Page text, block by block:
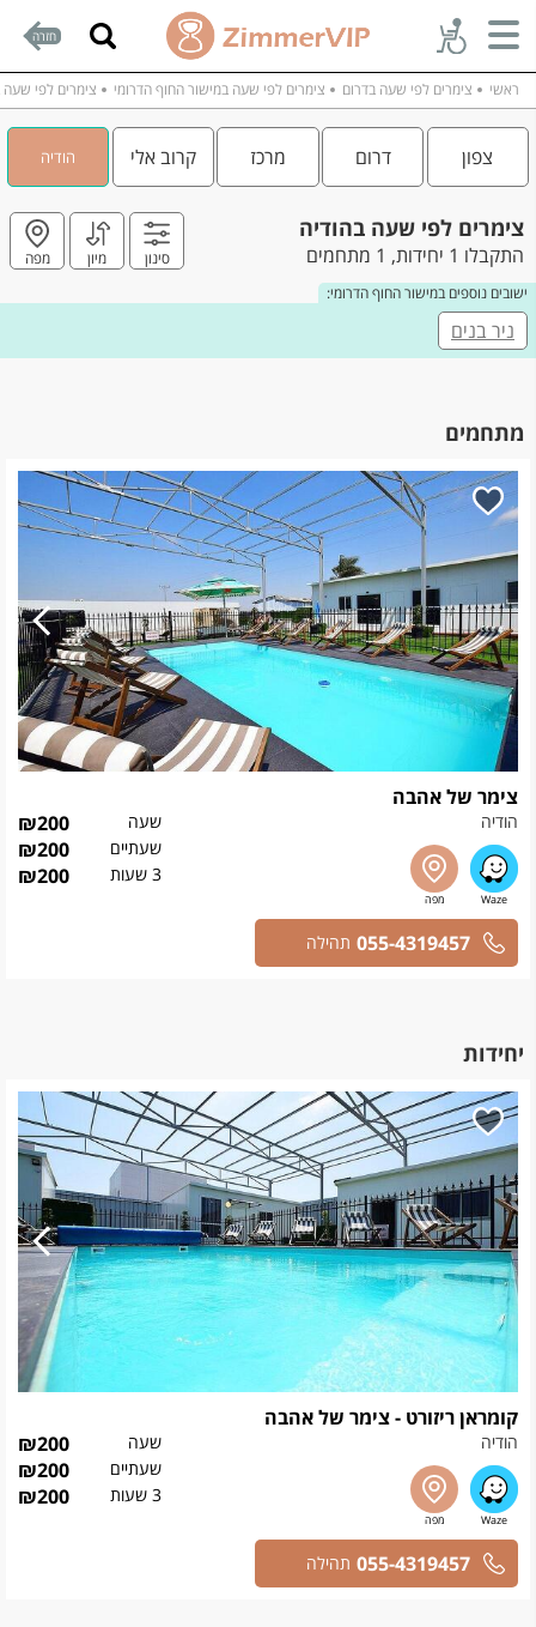
חזרה
ראשי צימרים לפי שעה בדרום צימרים לפי שעה במישור החוף הדרומי צימרים לפי שעה
צפון דרום מרכז קרוב אלי הודיה
צימרים לפי שעה בהודיה
התקבלו 1 יחידות, 1 מתחמים סינון מיון
מפה
ישובים נוספים במישור החוף הדרומי:
ניר בנים
מתחמים
צימר של אהבה
הודיה שעה ₪200
שעתיים ₪200
3 שעות ₪200
055-4319457 תהילה
יחידות
קומראן ריזורט - צימר של אהבה
הודיה שעה ₪200
שעתיים ₪200
3 שעות ₪200
055-4319457 תהילה